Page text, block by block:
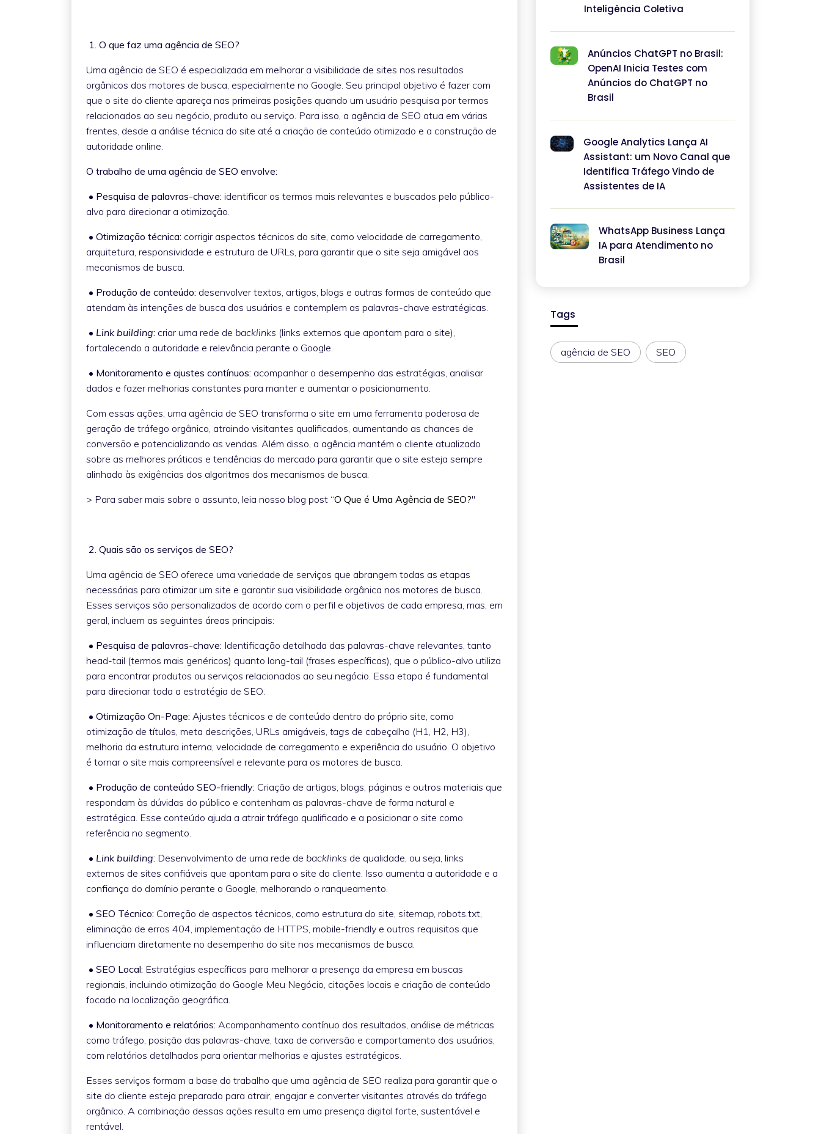
1. O que faz uma agência de SEO?
Uma agência de SEO é especializada em melhorar a visibilidade de sites nos resultados
orgânicos dos motores de busca, especialmente no Google. Seu principal objetivo é fazer com
que o site do cliente apareça nas primeiras posições quando um usuário pesquisa por termos
relacionados ao seu negócio, produto ou serviço. Para isso, a agência de SEO atua em várias
frentes, desde a análise técnica do site até a criação de conteúdo otimizado e a construção de
autoridade online.
O trabalho de uma agência de SEO envolve:
• Pesquisa de palavras-chave: identificar os termos mais relevantes e buscados pelo público-
alvo para direcionar a otimização.
• Otimização técnica: corrigir aspectos técnicos do site, como velocidade de carregamento,
arquitetura, responsividade e estrutura de URLs, para garantir que o site seja amigável aos
mecanismos de busca.
• Produção de conteúdo: desenvolver textos, artigos, blogs e outras formas de conteúdo que
atendam às intenções de busca dos usuários e contemplem as palavras-chave estratégicas.
• Link building: criar uma rede de backlinks (links externos que apontam para o site),
fortalecendo a autoridade e relevância perante o Google.
• Monitoramento e ajustes contínuos: acompanhar o desempenho das estratégias, analisar
dados e fazer melhorias constantes para manter e aumentar o posicionamento.
Com essas ações, uma agência de SEO transforma o site em uma ferramenta poderosa de
geração de tráfego orgânico, atraindo visitantes qualificados, aumentando as chances de
conversão e potencializando as vendas. Além disso, a agência mantém o cliente atualizado
sobre as melhores práticas e tendências do mercado para garantir que o site esteja sempre
alinhado às exigências dos algoritmos dos mecanismos de busca.
> Para saber mais sobre o assunto, leia nosso blog post “O Que é Uma Agência de SEO?"
2. Quais são os serviços de SEO?
Uma agência de SEO oferece uma variedade de serviços que abrangem todas as etapas
necessárias para otimizar um site e garantir sua visibilidade orgânica nos motores de busca.
Esses serviços são personalizados de acordo com o perfil e objetivos de cada empresa, mas, em
geral, incluem as seguintes áreas principais:
• Pesquisa de palavras-chave: Identificação detalhada das palavras-chave relevantes, tanto
head-tail (termos mais genéricos) quanto long-tail (frases específicas), que o público-alvo utiliza
para encontrar produtos ou serviços relacionados ao seu negócio. Essa etapa é fundamental
para direcionar toda a estratégia de SEO.
• Otimização On-Page: Ajustes técnicos e de conteúdo dentro do próprio site, como
otimização de títulos, meta descrições, URLs amigáveis, tags de cabeçalho (H1, H2, H3),
melhoria da estrutura interna, velocidade de carregamento e experiência do usuário. O objetivo
é tornar o site mais compreensível e relevante para os motores de busca.
• Produção de conteúdo SEO-friendly: Criação de artigos, blogs, páginas e outros materiais que
respondam às dúvidas do público e contenham as palavras-chave de forma natural e
estratégica. Esse conteúdo ajuda a atrair tráfego qualificado e a posicionar o site como
referência no segmento.
• Link building: Desenvolvimento de uma rede de backlinks de qualidade, ou seja, links
externos de sites confiáveis que apontam para o site do cliente. Isso aumenta a autoridade e a
confiança do domínio perante o Google, melhorando o ranqueamento.
• SEO Técnico: Correção de aspectos técnicos, como estrutura do site, sitemap , robots.txt,
eliminação de erros 404, implementação de HTTPS, mobile-friendly e outros requisitos que
influenciam diretamente no desempenho do site nos mecanismos de busca.
• SEO Local: Estratégias específicas para melhorar a presença da empresa em buscas
regionais, incluindo otimização do Google Meu Negócio, citações locais e criação de conteúdo
focado na localização geográfica.
• Monitoramento e relatórios: Acompanhamento contínuo dos resultados, análise de métricas
como tráfego, posição das palavras-chave, taxa de conversão e comportamento dos usuários,
com relatórios detalhados para orientar melhorias e ajustes estratégicos.
Esses serviços formam a base do trabalho que uma agência de SEO realiza para garantir que o
site do cliente esteja preparado para atrair, engajar e converter visitantes através do tráfego
orgânico. A combinação dessas ações resulta em uma presença digital forte, sustentável e
rentável.
Inteligência Coletiva
Anúncios ChatGPT no Brasil:
OpenAI Inicia Testes com
Anúncios do ChatGPT no
Brasil
Google Analytics Lança AI
Assistant: um Novo Canal que
Identifica Tráfego Vindo de
Assistentes de IA
WhatsApp Business Lança
IA para Atendimento no
Brasil
Tags
agência de SEO SEO